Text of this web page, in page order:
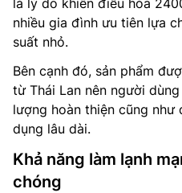
là lý do khiến điều hòa
nhiều gia đình ưu tiên lựa
suất nhỏ.
Bên cạnh đó, sản phẩm
từ Thái Lan nên người
lượng hoàn thiện cũng
dụng lâu dài.
Khả năng làm lạnh
chóng